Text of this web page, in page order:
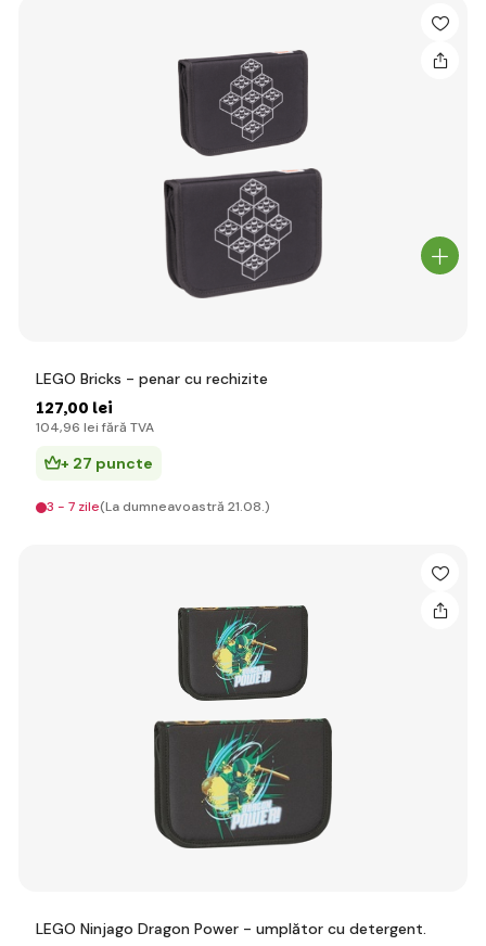
LEGO Bricks - penar cu rechizite
127,00 lei
104,96 lei fără TVA
+ 27 puncte
3 - 7 zile(La dumneavoastră 21.08.)
LEGO Ninjago Dragon Power - umplător cu detergent.